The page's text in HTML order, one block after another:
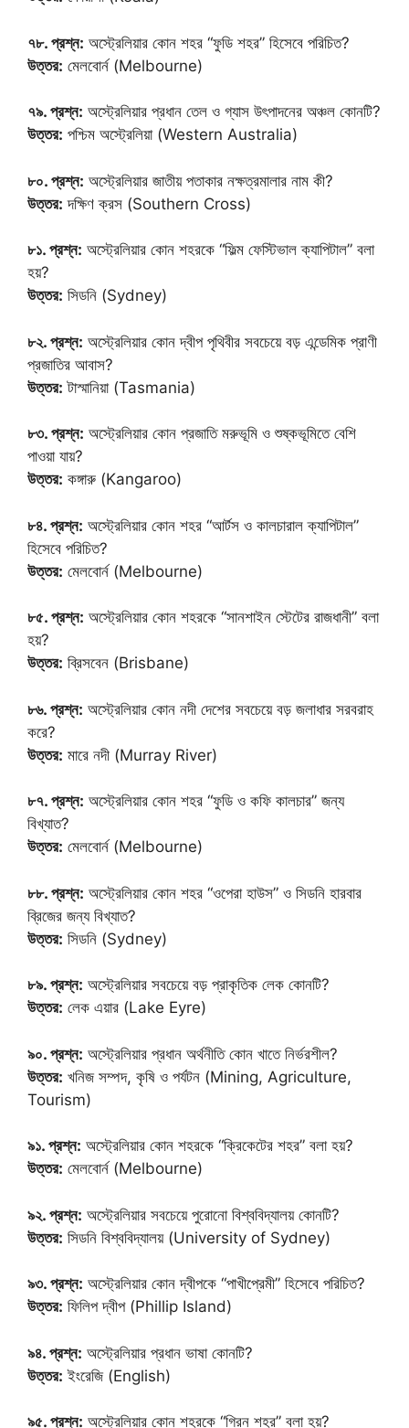
৭৮. প্রশ্ন: অস্ট্রেলিয়ার কোন শহর “ফুডি শহর” হিসেবে পরিচিত?
উত্তর: মেলবোর্ন (Melbourne)
৭৯. প্রশ্ন: অস্ট্রেলিয়ার প্রধান তেল ও গ্যাস উৎপাদনের অঞ্চল কোনটি?
উত্তর: পশ্চিম অস্ট্রেলিয়া (Western Australia)
৮০. প্রশ্ন: অস্ট্রেলিয়ার জাতীয় পতাকার নক্ষত্রমালার নাম কী?
উত্তর: দক্ষিণ ক্রস (Southern Cross)
৮১. প্রশ্ন: অস্ট্রেলিয়ার কোন শহরকে “ফিল্ম ফেস্টিভাল ক্যাপিটাল” বলা
হয়?
উত্তর: সিডনি (Sydney)
৮২. প্রশ্ন: অস্ট্রেলিয়ার কোন দ্বীপ পৃথিবীর সবচেয়ে বড় এন্ডেমিক প্রাণী
প্রজাতির আবাস?
উত্তর: টাস্মানিয়া (Tasmania)
৮৩. প্রশ্ন: অস্ট্রেলিয়ার কোন প্রজাতি মরুভূমি ও শুষ্কভূমিতে বেশি
পাওয়া যায়?
উত্তর: কঙ্গারু (Kangaroo)
৮৪. প্রশ্ন: অস্ট্রেলিয়ার কোন শহর “আর্টস ও কালচারাল ক্যাপিটাল”
হিসেবে পরিচিত?
উত্তর: মেলবোর্ন (Melbourne)
৮৫. প্রশ্ন: অস্ট্রেলিয়ার কোন শহরকে “সানশাইন স্টেটের রাজধানী” বলা
হয়?
উত্তর: ব্রিসবেন (Brisbane)
৮৬. প্রশ্ন: অস্ট্রেলিয়ার কোন নদী দেশের সবচেয়ে বড় জলাধার সরবরাহ
করে?
উত্তর: মারে নদী (Murray River)
৮৭. প্রশ্ন: অস্ট্রেলিয়ার কোন শহর “ফুডি ও কফি কালচার” জন্য
বিখ্যাত?
উত্তর: মেলবোর্ন (Melbourne)
৮৮. প্রশ্ন: অস্ট্রেলিয়ার কোন শহর “ওপেরা হাউস” ও সিডনি হারবার
ব্রিজের জন্য বিখ্যাত?
উত্তর: সিডনি (Sydney)
৮৯. প্রশ্ন: অস্ট্রেলিয়ার সবচেয়ে বড় প্রাকৃতিক লেক কোনটি?
উত্তর: লেক এয়ার (Lake Eyre)
৯০. প্রশ্ন: অস্ট্রেলিয়ার প্রধান অর্থনীতি কোন খাতে নির্ভরশীল?
উত্তর: খনিজ সম্পদ, কৃষি ও পর্যটন (Mining, Agriculture,
Tourism)
৯১. প্রশ্ন: অস্ট্রেলিয়ার কোন শহরকে “ক্রিকেটের শহর” বলা হয়?
উত্তর: মেলবোর্ন (Melbourne)
৯২. প্রশ্ন: অস্ট্রেলিয়ার সবচেয়ে পুরোনো বিশ্ববিদ্যালয় কোনটি?
উত্তর: সিডনি বিশ্ববিদ্যালয় (University of Sydney)
৯৩. প্রশ্ন: অস্ট্রেলিয়ার কোন দ্বীপকে “পাখীপ্রেমী” হিসেবে পরিচিত?
উত্তর: ফিলিপ দ্বীপ (Phillip Island)
৯৪. প্রশ্ন: অস্ট্রেলিয়ার প্রধান ভাষা কোনটি?
উত্তর: ইংরেজি (English)
৯৫. প্রশ্ন: অস্ট্রেলিয়ার কোন শহরকে “গ্রিন শহর” বলা হয়?